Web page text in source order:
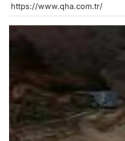
https://www.qha.com.tr/